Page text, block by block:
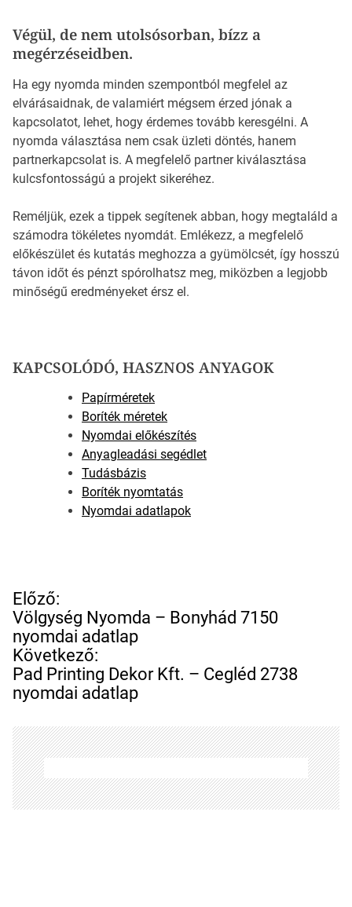
Végül, de nem utolsósorban, bízz a
megérzéseidben.
Ha egy nyomda minden szempontból megfelel az
elvárásaidnak, de valamiért mégsem érzed jónak a
kapcsolatot, lehet, hogy érdemes tovább keresgélni. A
nyomda választása nem csak üzleti döntés, hanem
partnerkapcsolat is. A megfelelő partner kiválasztása
kulcsfontosságú a projekt sikeréhez.
Reméljük, ezek a tippek segítenek abban, hogy megtaláld a
számodra tökéletes nyomdát. Emlékezz, a megfelelő
előkészület és kutatás meghozza a gyümölcsét, így hosszú
távon időt és pénzt spórolhatsz meg, miközben a legjobb
minőségű eredményeket érsz el.
KAPCSOLÓDÓ, HASZNOS ANYAGOK
Papírméretek
Boríték méretek
Nyomdai előkészítés
Anyagleadási segédlet
Tudásbázis
Boríték nyomtatás
Nyomdai adatlapok
B
e
j
e
g
y
z
é
s
n
a
v
Előző:
Völgység Nyomda – Bonyhád 7150
nyomdai adatlap
Következő:
Pad Printing Dekor Kft. – Cegléd 2738
nyomdai adatlap